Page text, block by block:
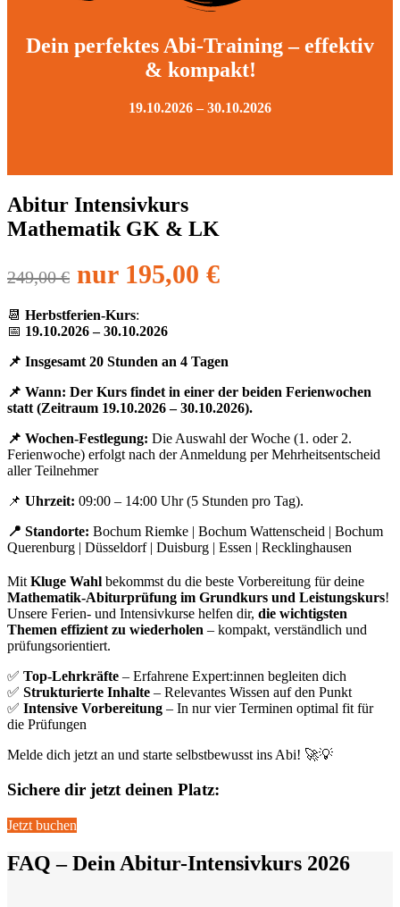
Dein perfektes Abi-Training – effektiv
& kompakt!
19.10.2026 – 30.10.2026
Abitur Intensivkurs
Mathematik GK & LK
249,00 € nur 195,00 €
📆 Herbstferien-Kurs:
📅 19.10.2026 – 30.10.2026
📌 Insgesamt 20 Stunden an 4 Tagen
📌 Wann: Der Kurs findet in einer der beiden Ferienwochen
statt (Zeitraum 19.10.2026 – 30.10.2026).
📌 Wochen-Festlegung: Die Auswahl der Woche (1. oder 2.
Ferienwoche) erfolgt nach der Anmeldung per Mehrheitsentscheid
aller Teilnehmer
📌 Uhrzeit: 09:00 – 14:00 Uhr (5 Stunden pro Tag).
📍 Standorte: Bochum Riemke | Bochum Wattenscheid | Bochum
Querenburg | Düsseldorf | Duisburg | Essen | Recklinghausen
Mit Kluge Wahl bekommst du die beste Vorbereitung für deine
Mathematik-Abiturprüfung im Grundkurs und Leistungskurs!
Unsere Ferien- und Intensivkurse helfen dir, die wichtigsten
Themen effizient zu wiederholen – kompakt, verständlich und
prüfungsorientiert.
✅ Top-Lehrkräfte – Erfahrene Expert:innen begleiten dich
✅ Strukturierte Inhalte – Relevantes Wissen auf den Punkt
✅ Intensive Vorbereitung – In nur vier Terminen optimal fit für
die Prüfungen
Melde dich jetzt an und starte selbstbewusst ins Abi! 🚀💡
Sichere dir jetzt deinen Platz:
Jetzt buchen
FAQ – Dein Abitur-Intensivkurs 2026